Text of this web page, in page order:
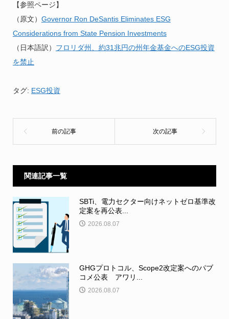
【参照ページ】
（原文） Governor Ron DeSantis Eliminates ESG
Considerations from State Pension Investments
（日本語訳） フロリダ州、約31兆円の州年金基金へのESG投資
を禁止
タグ: ESG投資
関連記事一覧
SBTi、電力セクター向けネットゼロ基準改
定案を再公表...
2026.08.07
GHGプロトコル、Scope2改定案へのパブ
コメ公表 アワリ...
2026.08.07